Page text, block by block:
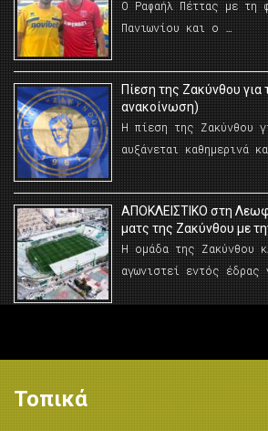
Ο Ραφαήλ Πέττας με τη
Πανιωνίου και ο …
Πίεση της Ζακύνθου για
ανακοίνωση)
Η πίεση της Ζακύνθου
αυξάνεται καθημερινά
AΠΟΚΛΕΙΣΤΙΚΟ στη
ματς της Ζακύνθου με
Η ομάδα της Ζακύνθου
αγωνιστεί εντός έδρας
Τοπικά